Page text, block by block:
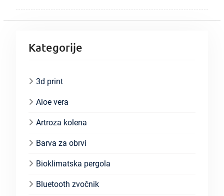
Kategorije
3d print
Aloe vera
Artroza kolena
Barva za obrvi
Bioklimatska pergola
Bluetooth zvočnik